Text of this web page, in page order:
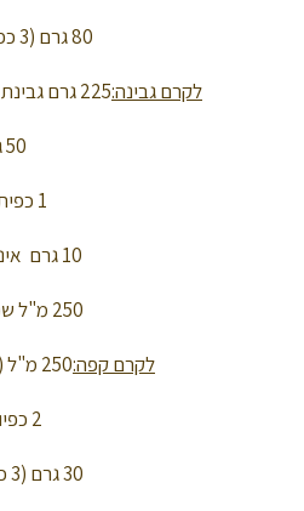
80 גרם (3 כפות) דבש או סילאן
לקרם גבינה:225 גרם גבינת שמנת 25% שומן( אפשר גם 5%)
50 גרם סוכר
1 כפית תמצית וניל
10 גרם אינסטנט פודינג וניל
250 מ"ל שמנת מתוקה, קרה
לקרם קפה:250 מ"ל (1 מכל) שמנת מתוקה, קרה
2 כפיות קפה נמס
30 גרם (3 כפות) אבקת סוכר